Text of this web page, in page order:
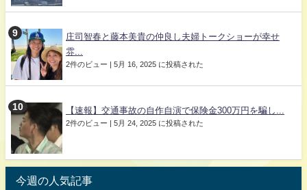
庄司智春と藤本美貴の仲良し夫婦トークショーが幸せ
雰...
2件のビュー | 5月 16, 2025 に投稿された
【速報】交通事故の自作自演で保険金300万円を騙し...
2件のビュー | 5月 24, 2025 に投稿された
今週の人気記事